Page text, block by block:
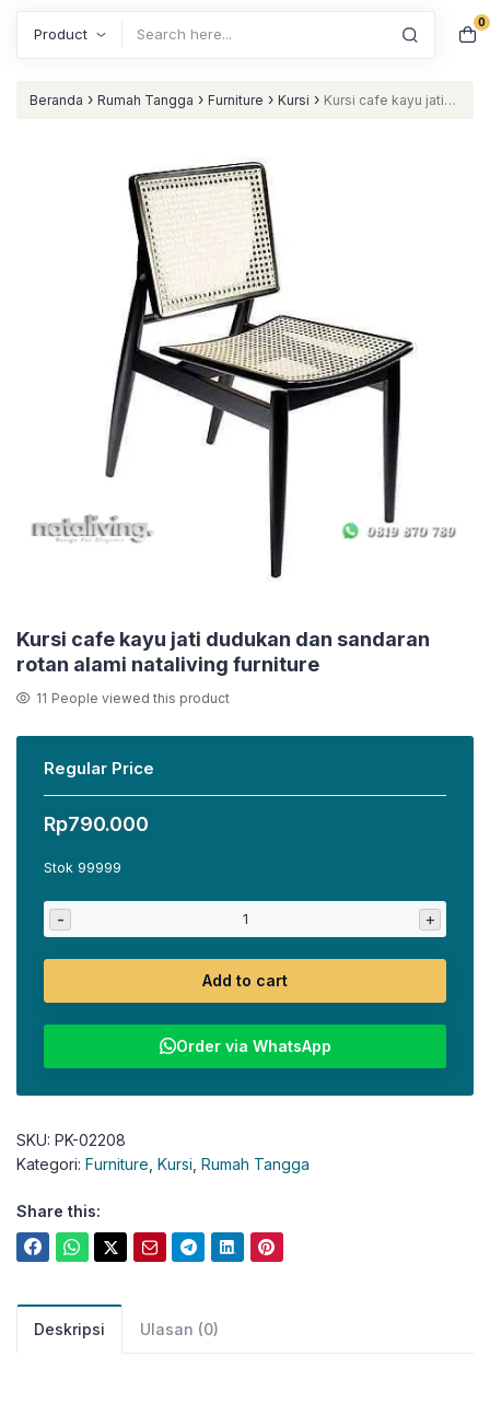
0
Beranda › Rumah Tangga › Furniture › Kursi › Kursi cafe kayu jati
Kursi cafe kayu jati dudukan dan sandaran
rotan alami nataliving furniture
11 People viewed this product
Regular Price
Rp790.000
Stok 99999
- +
Add to cart
Order via WhatsApp
SKU: PK-02208
Kategori: Furniture Kursi Rumah Tangga
Share this:
Deskripsi Ulasan (0)